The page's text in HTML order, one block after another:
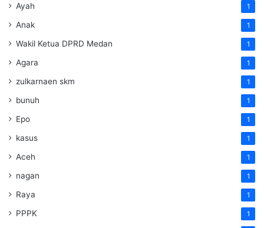
Ayah 1
Anak 1
Wakil Ketua DPRD Medan 1
Agara 1
zulkarnaen skm 1
bunuh 1
Epo 1
kasus 1
Aceh 1
nagan 1
Raya 1
PPPK 1